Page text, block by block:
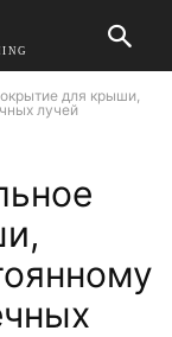
для крыши,
лучей